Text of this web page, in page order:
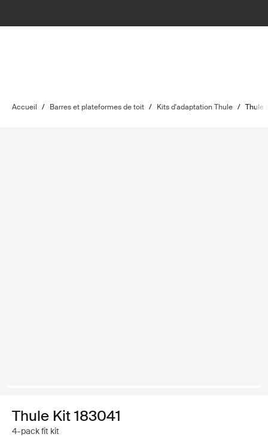
Accueil / Barres et plateformes de toit / Kits d'adaptation Thule / Thule
Thule Kit 183041
4-pack fit kit